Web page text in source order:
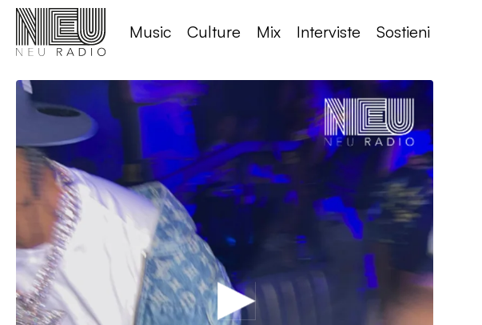
Music Culture Mix Interviste Sostieni